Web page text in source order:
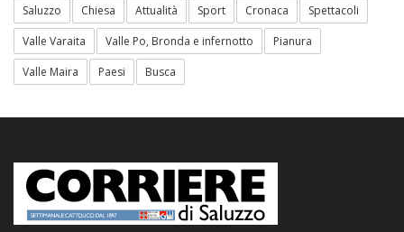
Saluzzo Chiesa Attualità Sport Cronaca
Spettacoli
Valle Varaita
Valle Po, Bronda e infernotto
Pianura
Valle Maira
Paesi Busca